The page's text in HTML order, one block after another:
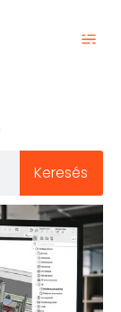
Keresés